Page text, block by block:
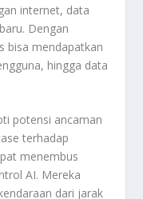
internet, data
Dengan
bisa mendapatkan
hingga data
potensi ancaman
terhadap
menembus
AI. Mereka
dari jarak